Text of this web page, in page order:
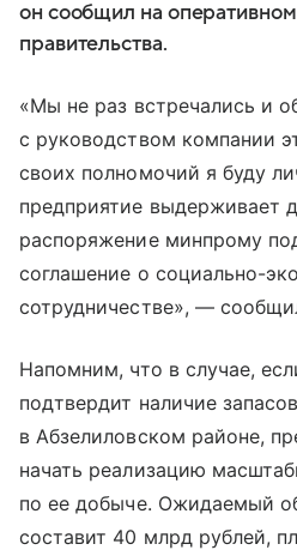
он сообщил на
правительства.
«Мы не раз встречались и
с руководством компании
своих полномочий я буду
предприятие выдерживает
распоряжение минпрому
соглашение о социально-
сотрудничестве», —
Напомним, что в случае,
подтвердит наличие
в Абзелиловском районе,
начать реализацию
по ее добыче. Ожидаемый
составит 40 млрд рублей,